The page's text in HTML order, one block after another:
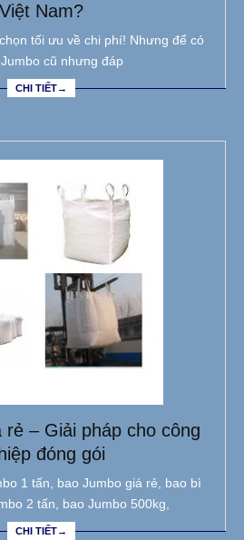
Việt Nam?
tối ưu về chi phí! Nhưng để có
cũ nhưng đáp
CHI TIẾT→
rẻ – Giải pháp cho công
đóng gói
1 tấn, bao Jumbo giá rẻ, bao bì
2 tấn, bao Jumbo 500kg,
CHI TIẾT→